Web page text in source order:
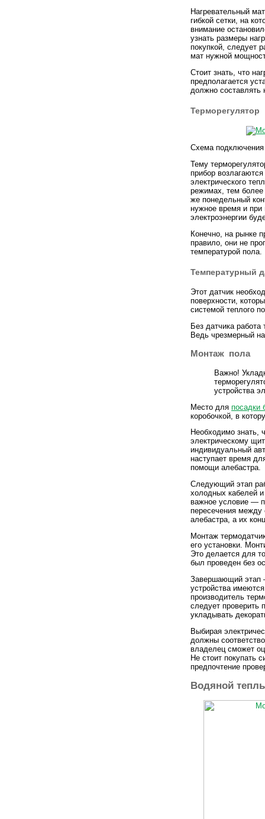
Нагревательный
гибкой сетки, на
внимание
узнать размеры
покупкой, следует
мат нужной
Стоит знать, что
предполагается
должно составлять
Терморегулятор
Схема подключения
Тему
прибор
электрического
режимах, тем более
же понедельный
нужное время и при
электроэнергии
Конечно, на рынке
правило, они не
температурой
Температурный
Этот датчик
поверхности,
системой теплого
Без датчика работа
Ведь чрезмерный
Монтаж пола
Важно!
устройства
Место для посадки
коробочкой, в
Необходимо знать,
электрическому
индивидуальный
наступает время
помощи алебастра.
Следующий этап
холодных кабелей
важное условие —
пересечения
алебастра, а их
Монтаж
его установки.
Это делается для
был проведен без
Завершающий этап
устройства
производитель
следует проверить
укладывать
Выбирая
должны
владелец сможет
Не стоит покупать
предпочтение
Водяной